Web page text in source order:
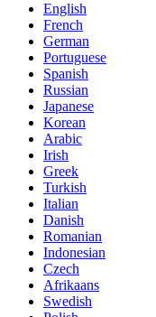
English
French
German
Portuguese
Spanish
Russian
Japanese
Korean
Arabic
Irish
Greek
Turkish
Italian
Danish
Romanian
Indonesian
Czech
Afrikaans
Swedish